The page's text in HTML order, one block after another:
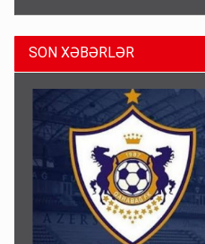
Gedişi var, dönüşü yox: Bakı-
SON XƏBƏRLƏR